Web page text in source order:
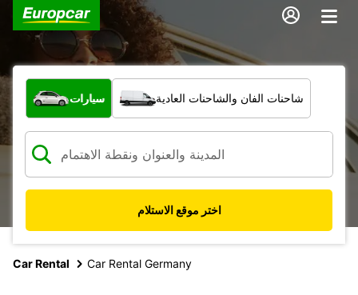
ما نوع المركبة؟
سيارات شاحنات الفان والشاحنات العادية
اختر موقع الاستلام
Car Rental Car Rental Germany